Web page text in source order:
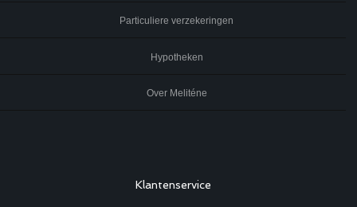
Particuliere verzekeringen
Hypotheken
Over Meliténe
Klantenservice